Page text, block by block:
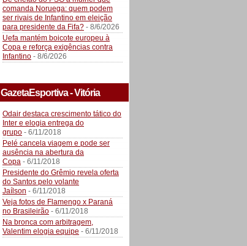
comanda Noruega: quem podem
ser rivais de Infantino em eleição
para presidente da Fifa? - 8/6/2026
Uefa mantém boicote europeu à
Copa e reforça exigências contra
Infantino - 8/6/2026
GazetaEsportiva - Vitória
Odair destaca crescimento tático do
Inter e elogia entrega do
grupo - 6/11/2018
Pelé cancela viagem e pode ser
ausência na abertura da
Copa - 6/11/2018
Presidente do Grêmio revela oferta
do Santos pelo volante
Jaílson - 6/11/2018
Veja fotos de Flamengo x Paraná
no Brasileirão - 6/11/2018
Na bronca com arbitragem,
Valentim elogia equipe - 6/11/2018